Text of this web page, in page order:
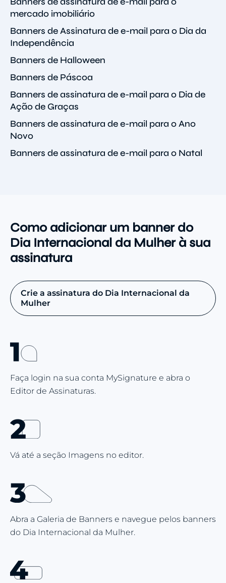
mercado imobiliário
Banners de Assinatura de e-mail para o Dia da
Independência
Banners de Halloween
Banners de Páscoa
Banners de assinatura de e-mail para o Dia de
Ação de Graças
Banners de assinatura de e-mail para o Ano
Novo
Banners de assinatura de e-mail para o Natal
Como adicionar um banner do
Dia Internacional da Mulher à sua
assinatura
Crie a assinatura do Dia Internacional da
Mulher
Faça login na sua conta MySignature e abra o
Editor de Assinaturas.
Vá até a seção Imagens no editor.
Abra a Galeria de Banners e navegue pelos banners
do Dia Internacional da Mulher.